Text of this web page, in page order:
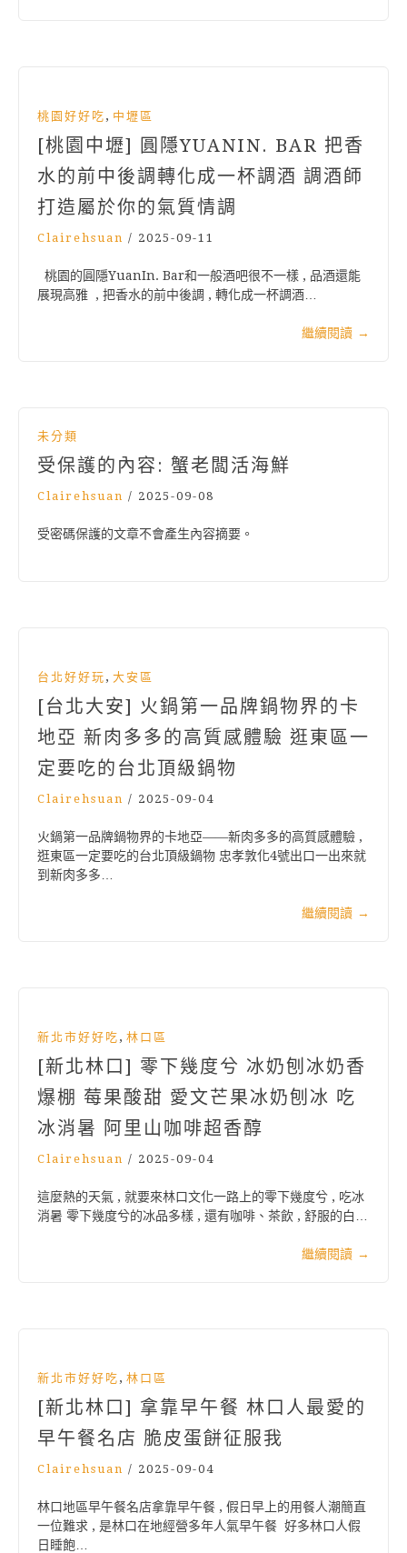
桃園好好吃 , 中壢區
[桃園中壢] 圓隱YUANIN. BAR 把香
水的前中後調轉化成一杯調酒 調酒師
打造屬於你的氣質情調
Clairehsuan / 2025-09-11
桃園的圓隱YuanIn. Bar和一般酒吧很不一樣 , 品酒還能
展現高雅 , 把香水的前中後調 , 轉化成一杯調酒…
繼續閱讀 →
未分類
受保護的內容: 蟹老闆活海鮮
Clairehsuan / 2025-09-08
受密碼保護的文章不會產生內容摘要。
台北好好玩 , 大安區
[台北大安] 火鍋第一品牌鍋物界的卡
地亞 新肉多多的高質感體驗 逛東區一
定要吃的台北頂級鍋物
Clairehsuan / 2025-09-04
火鍋第一品牌鍋物界的卡地亞——新肉多多的高質感體驗 ,
逛東區一定要吃的台北頂級鍋物 忠孝敦化4號出口一出來就
到新肉多多…
繼續閱讀 →
新北市好好吃 , 林口區
[新北林口] 零下幾度兮 冰奶刨冰奶香
爆棚 莓果酸甜 愛文芒果冰奶刨冰 吃
冰消暑 阿里山咖啡超香醇
Clairehsuan / 2025-09-04
這麼熱的天氣 , 就要來林口文化一路上的零下幾度兮 , 吃冰
消暑 零下幾度兮的冰品多樣 , 還有咖啡、茶飲 , 舒服的白…
繼續閱讀 →
新北市好好吃 , 林口區
[新北林口] 拿靠早午餐 林口人最愛的
早午餐名店 脆皮蛋餅征服我
Clairehsuan / 2025-09-04
林口地區早午餐名店拿靠早午餐 , 假日早上的用餐人潮簡直
一位難求 , 是林口在地經營多年人氣早午餐 好多林口人假
日睡飽…